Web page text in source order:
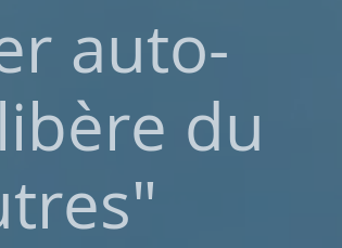
auto-
du